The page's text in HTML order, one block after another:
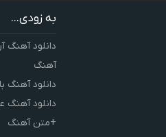
به زودی...
دانلود
آهنگ
دانلود
دانلود آهنگ
+متن آهنگ